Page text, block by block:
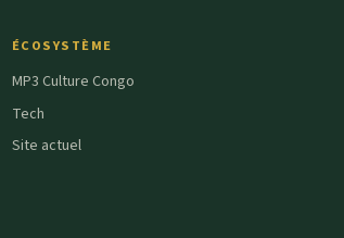
ÉCOSYSTÈME
MP3 Culture Congo
Tech
Site actuel